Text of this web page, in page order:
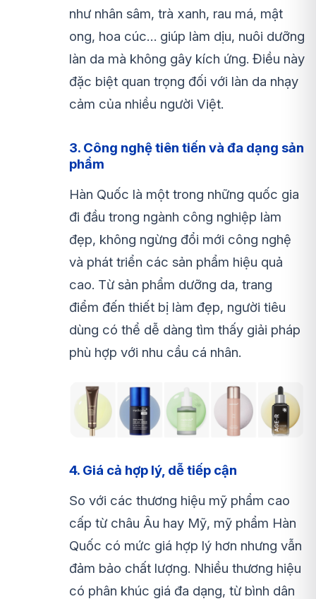
như nhân sâm, trà xanh, rau má, mật
ong, hoa cúc… giúp làm dịu, nuôi dưỡng
làn da mà không gây kích ứng. Điều này
đặc biệt quan trọng đối với làn da nhạy
cảm của nhiều người Việt.
3. Công nghệ tiên tiến và đa dạng sản
phẩm
Hàn Quốc là một trong những quốc gia
đi đầu trong ngành công nghiệp làm
đẹp, không ngừng đổi mới công nghệ
và phát triển các sản phẩm hiệu quả
cao. Từ sản phẩm dưỡng da, trang
điểm đến thiết bị làm đẹp, người tiêu
dùng có thể dễ dàng tìm thấy giải pháp
phù hợp với nhu cầu cá nhân.
4. Giá cả hợp lý, dễ tiếp cận
So với các thương hiệu mỹ phẩm cao
cấp từ châu Âu hay Mỹ, mỹ phẩm Hàn
Quốc có mức giá hợp lý hơn nhưng vẫn
đảm bảo chất lượng. Nhiều thương hiệu
có phân khúc giá đa dạng, từ bình dân